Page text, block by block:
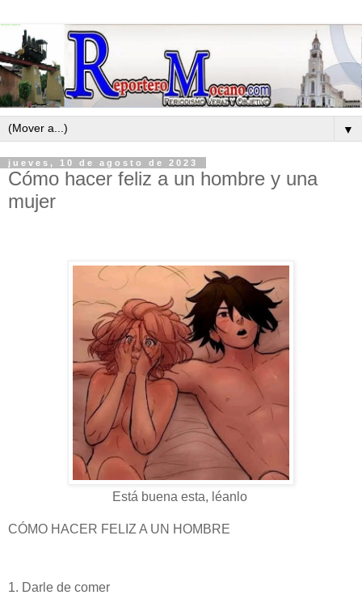
▼
jueves, 10 de agosto de 2023
Cómo hacer feliz a un hombre y una
mujer
Está buena esta, léanlo
CÓMO HACER FELIZ A UN HOMBRE
1. Darle de comer